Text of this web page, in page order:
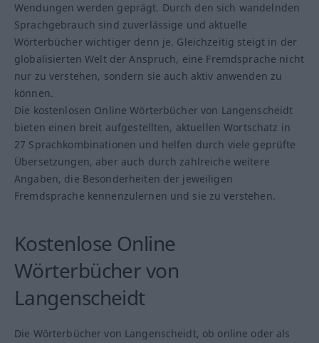
Wendungen werden geprägt. Durch den sich wandelnden
Sprachgebrauch sind zuverlässige und aktuelle
Wörterbücher wichtiger denn je. Gleichzeitig steigt in der
globalisierten Welt der Anspruch, eine Fremdsprache nicht
nur zu verstehen, sondern sie auch aktiv anwenden zu
können.
Die kostenlosen Online Wörterbücher von Langenscheidt
bieten einen breit aufgestellten, aktuellen Wortschatz in
27 Sprachkombinationen und helfen durch viele geprüfte
Übersetzungen, aber auch durch zahlreiche weitere
Angaben, die Besonderheiten der jeweiligen
Fremdsprache kennenzulernen und sie zu verstehen.
Kostenlose Online
Wörterbücher von
Langenscheidt
Die Wörterbücher von Langenscheidt, ob online oder als